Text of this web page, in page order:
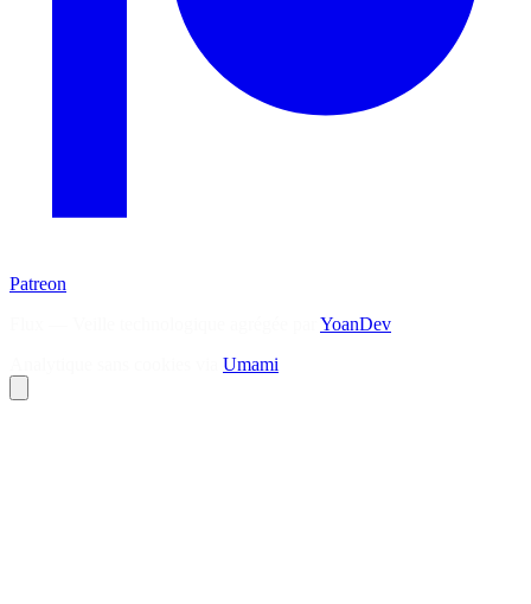
Patreon
YoanDev
Umami